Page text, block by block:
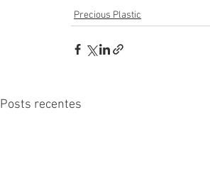
Precious Plastic
Posts recentes